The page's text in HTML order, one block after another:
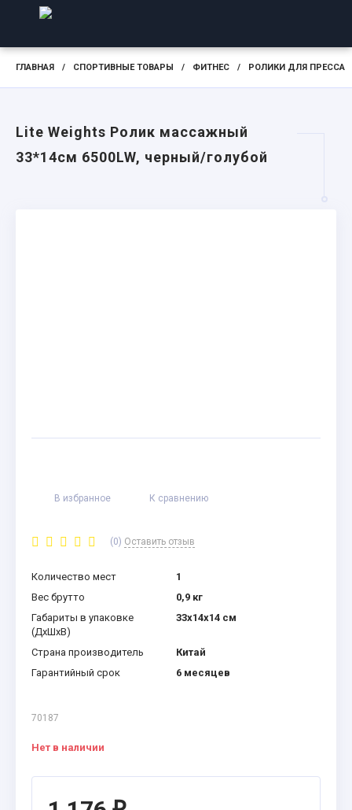
ГЛАВНАЯ / СПОРТИВНЫЕ ТОВАРЫ / ФИТНЕС / РОЛИКИ ДЛЯ ПРЕССА
Lite Weights Ролик массажный
33*14см 6500LW, черный/голубой
В избранное К сравнению
(0) Оставить отзыв
Количество мест
1
Вес брутто
0,9 кг
Габариты в упаковке
(ДхШхВ)
33x14x14 см
Страна производитель
Китай
Гарантийный срок
6 месяцев
70187
Нет в наличии